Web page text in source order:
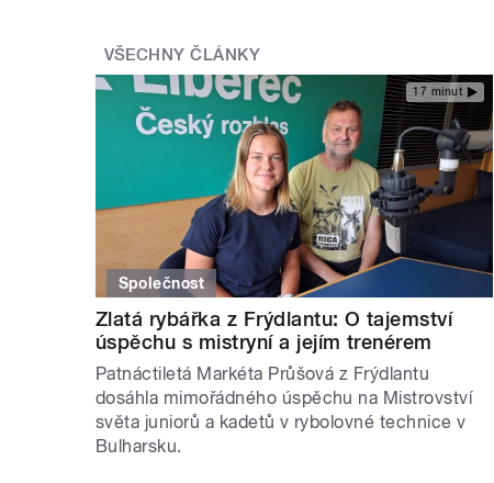
VŠECHNY ČLÁNKY
17 minut
Společnost
Zlatá rybářka z Frýdlantu: O tajemství
úspěchu s mistryní a jejím trenérem
Patnáctiletá Markéta Průšová z Frýdlantu
dosáhla mimořádného úspěchu na Mistrovství
světa juniorů a kadetů v rybolovné technice v
Bulharsku.